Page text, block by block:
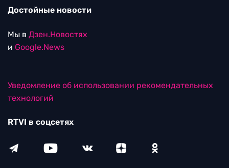
Достойные новости
Мы в Дзен.Новостях
и Google.News
Уведомление об использовании рекомендательных
технологий
RTVI в соцсетях